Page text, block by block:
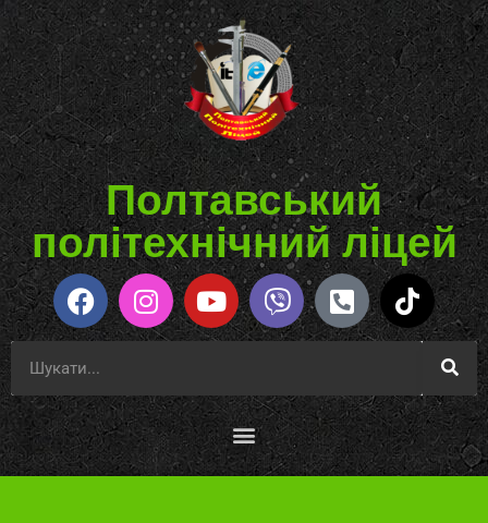
Полтавський
політехнічний ліцей